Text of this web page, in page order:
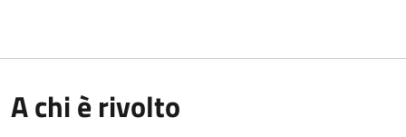
A chi è rivolto